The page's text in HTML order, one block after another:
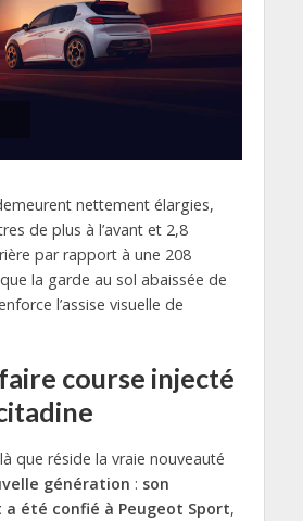
nettement élargies,
de plus à l’avant et 2,8
par rapport à une 208
la garde au sol abaissée de
l’assise visuelle de
course injecté
que réside la vraie nouveauté
génération : son
été confié à Peugeot Sport,